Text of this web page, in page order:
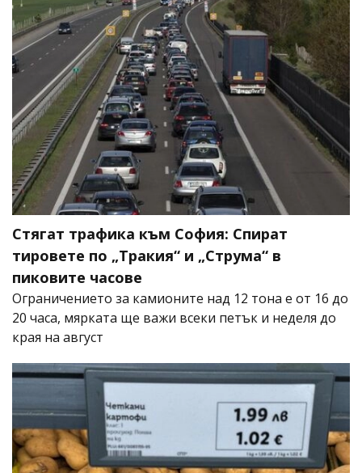
Стягат трафика към София: Спират
тировете по „Тракия“ и „Струма“ в
пиковите часове
Ограничението за камионите над 12 тона е от 16 до
20 часа, мярката ще важи всеки петък и неделя до
края на август